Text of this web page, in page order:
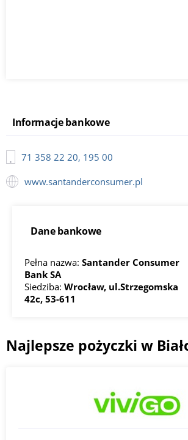
Informacje bankowe
71 358 22 20, 195 00
www.santanderconsumer.pl
Dane bankowe
Pełna nazwa: Santander Consumer
Bank SA
Siedziba: Wrocław, ul.Strzegomska
42c, 53-611
Najlepsze pożyczki w